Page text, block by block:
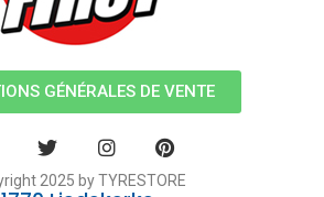
GÉNÉRALES DE VENTE
2025 by TYRESTORE